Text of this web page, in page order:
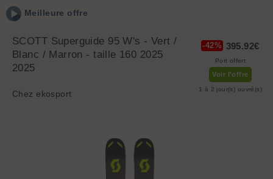
Meilleure offre
SCOTT Superguide 95 W's - Vert /
Blanc / Marron - taille 160 2025
2025
Chez ekosport
-42% 395.92€
Port offert
Voir l'offre
1 à 2 jour(s) ouvré(s)